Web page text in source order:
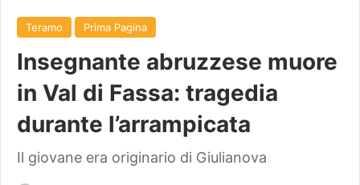
Teramo Prima Pagina
Insegnante abruzzese muore
in Val di Fassa: tragedia
durante l’arrampicata
Il giovane era originario di Giulianova